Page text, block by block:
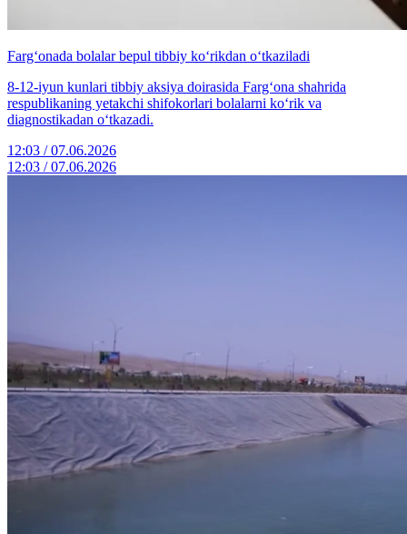
Farg‘onada bolalar bepul tibbiy ko‘rikdan o‘tkaziladi
8-12-iyun kunlari tibbiy aksiya doirasida Farg‘ona shahrida
respublikaning yetakchi shifokorlari bolalarni ko‘rik va
diagnostikadan o‘tkazadi.
12:03 / 07.06.2026
12:03 / 07.06.2026